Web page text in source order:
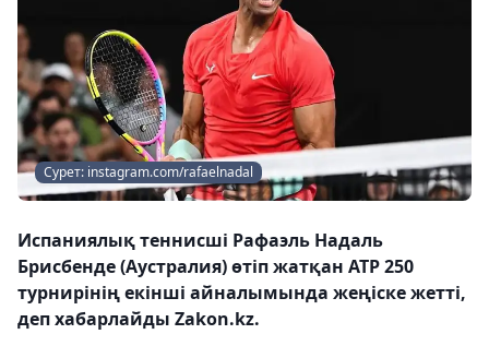
Сурет: instagram.com/rafaelnadal
Испаниялық теннисші Рафаэль Надаль
Брисбенде (Аустралия) өтіп жатқан ATP 250
турнирінің екінші айналымында жеңіске жетті,
деп хабарлайды Zakon.kz.